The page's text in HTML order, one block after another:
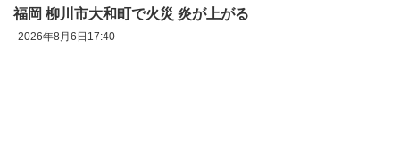
福岡 柳川市大和町で火災 炎が上がる
2026年8月6日17:40